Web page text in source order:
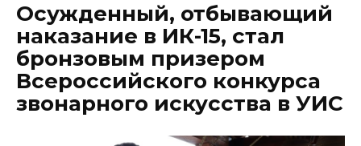
Осужденный, отбывающий
наказание в ИК-15, стал
бронзовым призером
Всероссийского конкурса
звонарного искусства в УИС